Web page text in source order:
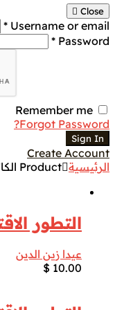
Close
Username or email *
Password *
Remember me
Forgot Password?
Sign In
Create Account
الرئيسية Product الكاتب
التطور
عيدا زين الدين
$ 10.00